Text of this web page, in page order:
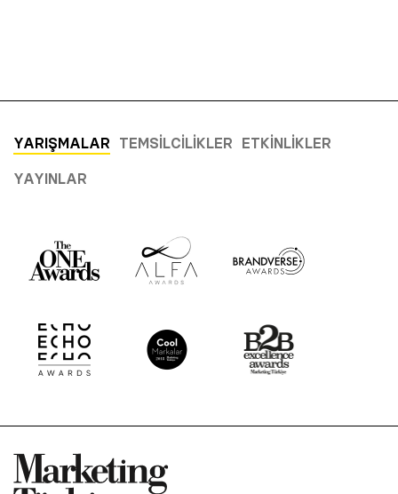
YARIŞMALAR TEMSILCILIKLER ETKINLIKLER
YAYINLAR